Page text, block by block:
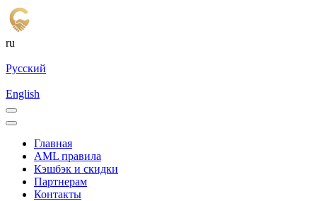
ru
Русский
English
Главная
AML правила
Кэшбэк и cкидки
Партнерам
Контакты